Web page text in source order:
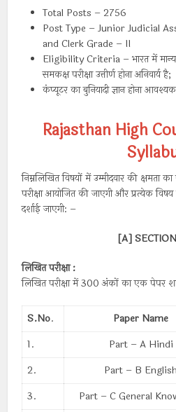
Total Posts – 2756
Post Type – Junior Judicial
and Clerk Grade – II
Eligibility Criteria – भारत में मान्यता
समकक्ष परीक्षा उत्तीर्ण होना अनिवार्य है;
कंप्यूटर का बुनियादी ज्ञान होना
Rajasthan High
निम्नलिखित विषयों में उम्मीदवार की क्षमता
परीक्षा आयोजित की जाएगी और प्रत्येक
दर्शाई जाएगी: –
[A]
लिखित परीक्षा :
लिखित परीक्षा में 300 अंकों का एक पेपर
S.No. Paper Name
1.
Part – A Hindi
2.
Part – B
3.
Part – C General